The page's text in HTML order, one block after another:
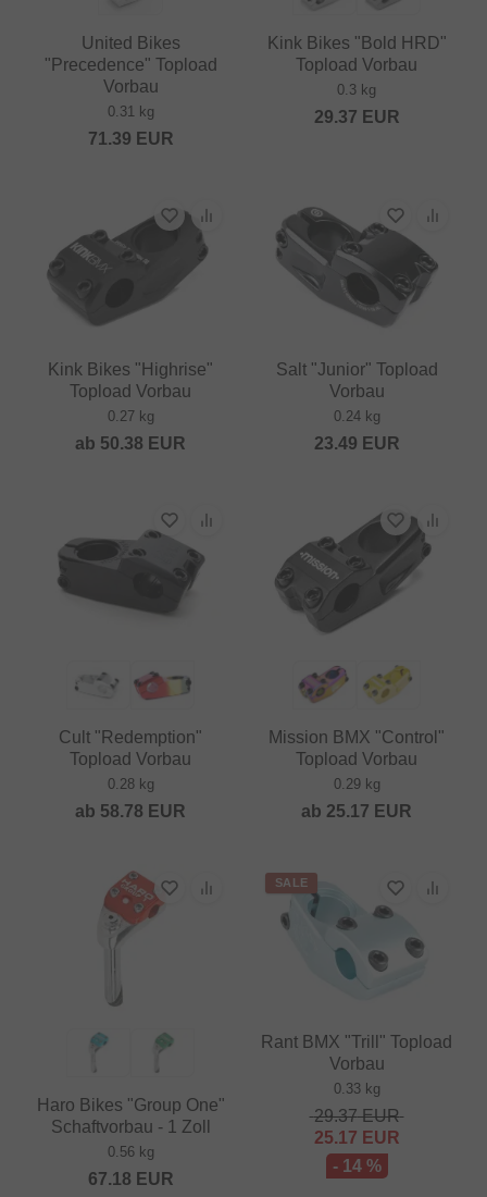
United Bikes
"Precedence" Topload
Vorbau
0.31 kg
71.39 EUR
Kink Bikes "Bold HRD"
Topload Vorbau
0.3 kg
29.37 EUR
Kink Bikes "Highrise"
Topload Vorbau
0.27 kg
ab 50.38 EUR
Salt "Junior" Topload
Vorbau
0.24 kg
23.49 EUR
Cult "Redemption"
Topload Vorbau
0.28 kg
ab 58.78 EUR
Mission BMX "Control"
Topload Vorbau
0.29 kg
ab 25.17 EUR
Haro Bikes "Group One"
Schaftvorbau - 1 Zoll
0.56 kg
67.18 EUR
SALE
Rant BMX "Trill" Topload
Vorbau
0.33 kg
29.37EUR
25.17 EUR
- 14 %